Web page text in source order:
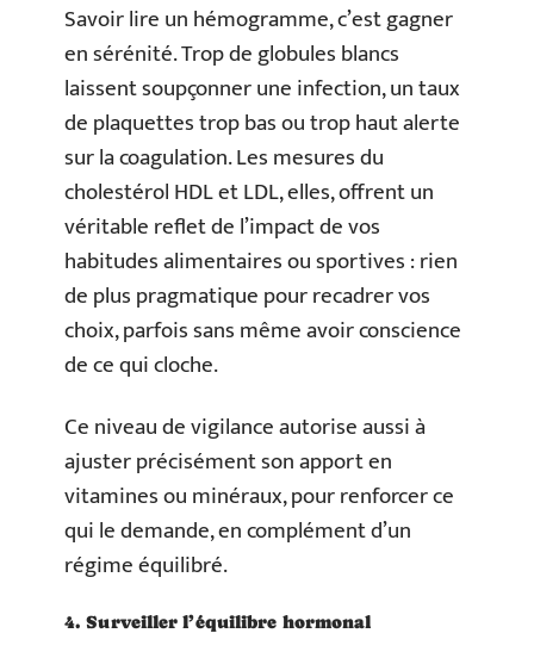
Savoir lire un hémogramme, c’est gagner
en sérénité. Trop de globules blancs
laissent soupçonner une infection, un taux
de plaquettes trop bas ou trop haut alerte
sur la coagulation. Les mesures du
cholestérol HDL et LDL, elles, offrent un
véritable reflet de l’impact de vos
habitudes alimentaires ou sportives : rien
de plus pragmatique pour recadrer vos
choix, parfois sans même avoir conscience
de ce qui cloche.
Ce niveau de vigilance autorise aussi à
ajuster précisément son apport en
vitamines ou minéraux, pour renforcer ce
qui le demande, en complément d’un
régime équilibré.
4. Surveiller l’équilibre hormonal